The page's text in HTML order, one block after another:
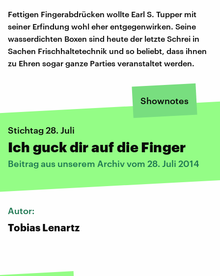
Fettigen Fingerabdrücken wollte Earl S. Tupper mit
seiner Erfindung wohl eher entgegenwirken. Seine
wasserdichten Boxen sind heute der letzte Schrei in
Sachen Frischhaltetechnik und so beliebt, dass ihnen
zu Ehren sogar ganze Parties veranstaltet werden.
Shownotes
Stichtag 28. Juli
Ich guck dir auf die Finger
Beitrag aus unserem Archiv vom 28. Juli 2014
Autor:
Tobias Lenartz